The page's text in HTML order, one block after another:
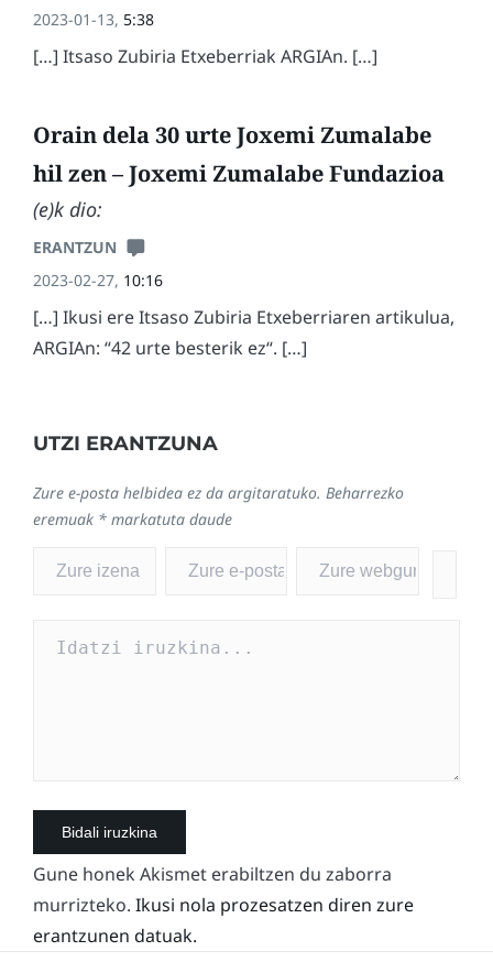
2023-01-13, 5:38
[…] Itsaso Zubiria Etxeberriak ARGIAn. […]
Orain dela 30 urte Joxemi Zumalabe
hil zen – Joxemi Zumalabe Fundazioa
(e)k dio:
ERANTZUN
2023-02-27, 10:16
[…] Ikusi ere Itsaso Zubiria Etxeberriaren artikulua,
ARGIAn: “42 urte besterik ez“. […]
UTZI ERANTZUNA
Zure e-posta helbidea ez da argitaratuko. Beharrezko
eremuak * markatuta daude
Gune honek Akismet erabiltzen du zaborra
murrizteko. Ikusi nola prozesatzen diren zure
erantzunen datuak.